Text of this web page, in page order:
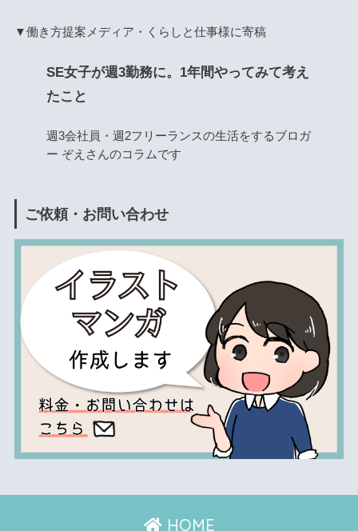
▼働き方提案メディア・くらしと仕事様に寄稿
SE女子が週3勤務に。1年間やってみて考え
たこと
週3会社員・週2フリーランスの生活をするブロガ
ー ぞえさんのコラムです
ご依頼・お問い合わせ
HOME